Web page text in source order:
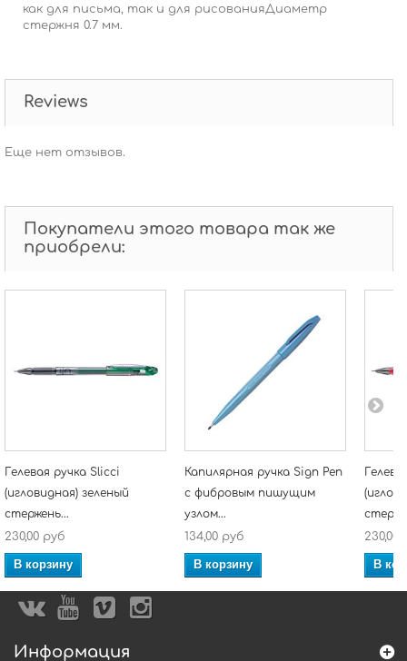
как для письма, так и для рисованияДиаметр
стержня 0.7 мм.
Reviews
Еще нет отзывов.
Покупатели этого товара так же
приобрели:
Гелевая ручка Slicci
(игловидная) зеленый
стержень...
230,00 руб
В корзину
Капилярная ручка Sign Pen
с фибровым пишущим
узлом...
134,00 руб
В корзину
230,00
В
Информация